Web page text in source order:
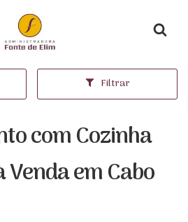
Página inicial
Filtrar
com Cozinha
em Cabo